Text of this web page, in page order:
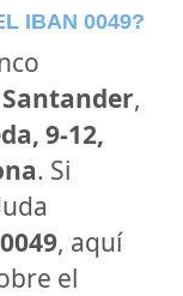
IBAN 0049?
,
9-12,
. Si
0049, aquí
el